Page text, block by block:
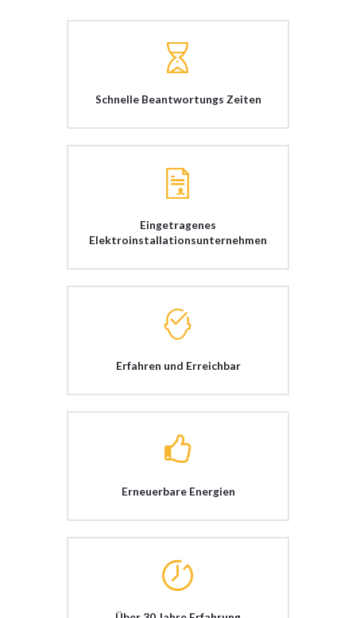
Schnelle Beantwortungs Zeiten
Eingetragenes
Elektroinstallationsunternehmen
Erfahren und Erreichbar
Erneuerbare Energien